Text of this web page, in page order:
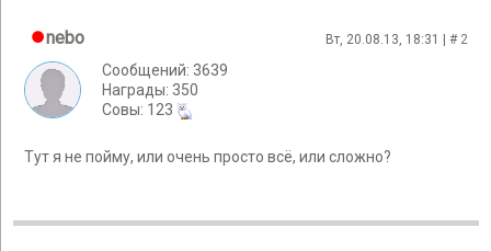
nebo Вт, 20.08.13, 18:31 | # 2
Сообщений: 3639
Награды: 350
Cовы: 123
Тут я не пойму, или очень просто всё, или сложно?